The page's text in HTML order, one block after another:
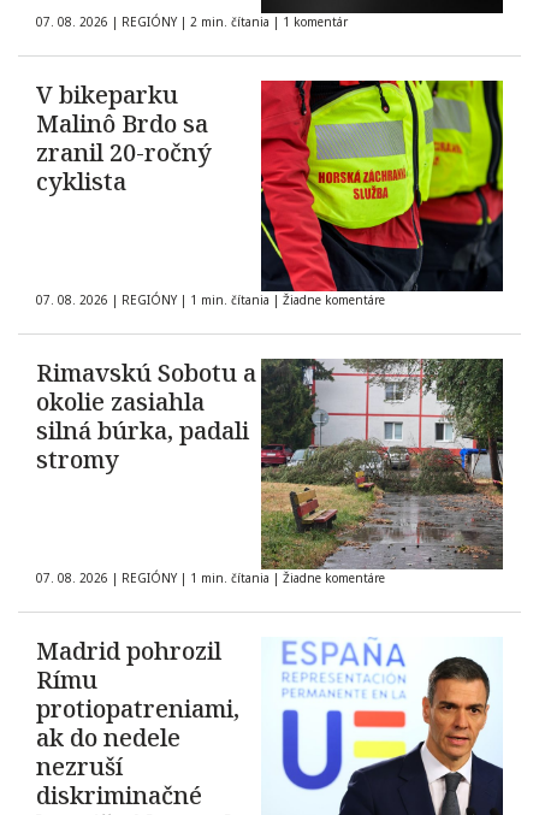
07. 08. 2026 | REGIÓNY | 2 min. čítania | 1 komentár
V bikeparku
Malinô Brdo sa
zranil 20-ročný
cyklista
07. 08. 2026 | REGIÓNY | 1 min. čítania | Žiadne komentáre
Rimavskú Sobotu a
okolie zasiahla
silná búrka, padali
stromy
07. 08. 2026 | REGIÓNY | 1 min. čítania | Žiadne komentáre
Madrid pohrozil
Rímu
protiopatreniami,
ak do nedele
nezruší
diskriminačné